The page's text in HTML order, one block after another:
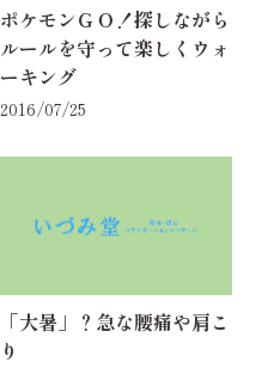
ポケモンＧＯ！探しながら
ルールを守って楽しくウォ
ーキング
2016/07/25
「大暑」？急な腰痛や肩こ
り